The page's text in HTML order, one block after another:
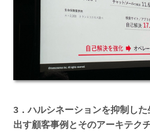
3．ハルシネーションを抑制し
出す顧客事例とそのアーキテク